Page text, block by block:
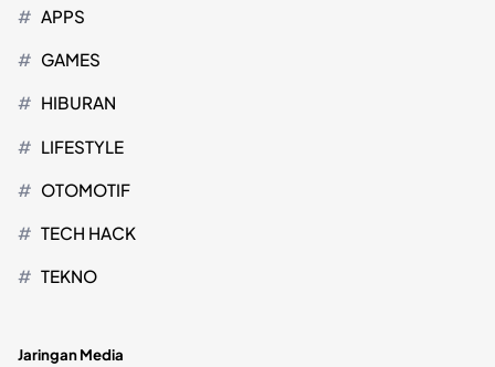
APPS
GAMES
HIBURAN
LIFESTYLE
OTOMOTIF
TECH HACK
TEKNO
Jaringan Media